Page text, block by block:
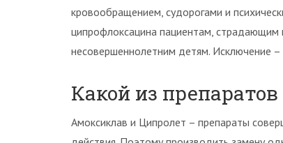
кровообращением, судорогами и
ципрофлоксацина пациентам, страдающим
несовершеннолетним детям. Исключение
Какой из
Амоксиклав и Ципролет – препараты